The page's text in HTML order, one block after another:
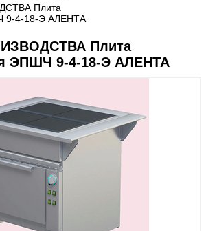
Плита
9-4-18-Э АЛЕНТА
Плита
ЭПШЧ 9-4-18-Э АЛЕНТА